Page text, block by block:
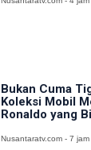
Bukan Cuma
Koleksi Mobil
Ronaldo yang
Nusantaratv.com - 7 jam